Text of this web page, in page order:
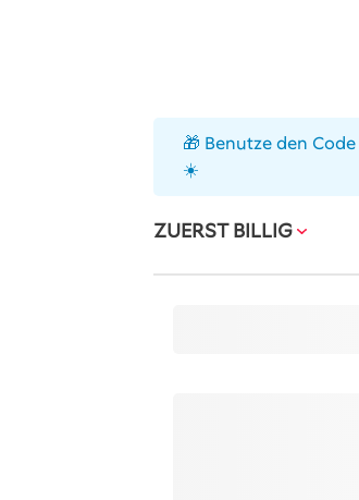
🎁 Benutze den Code
☀️
ZUERST BILLIG